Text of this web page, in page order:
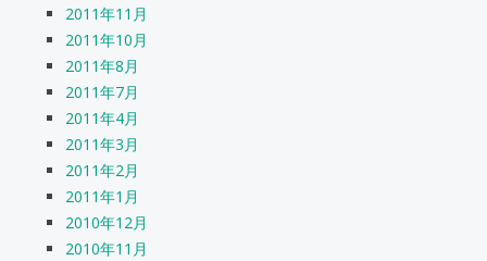
2011年11月
2011年10月
2011年8月
2011年7月
2011年4月
2011年3月
2011年2月
2011年1月
2010年12月
2010年11月